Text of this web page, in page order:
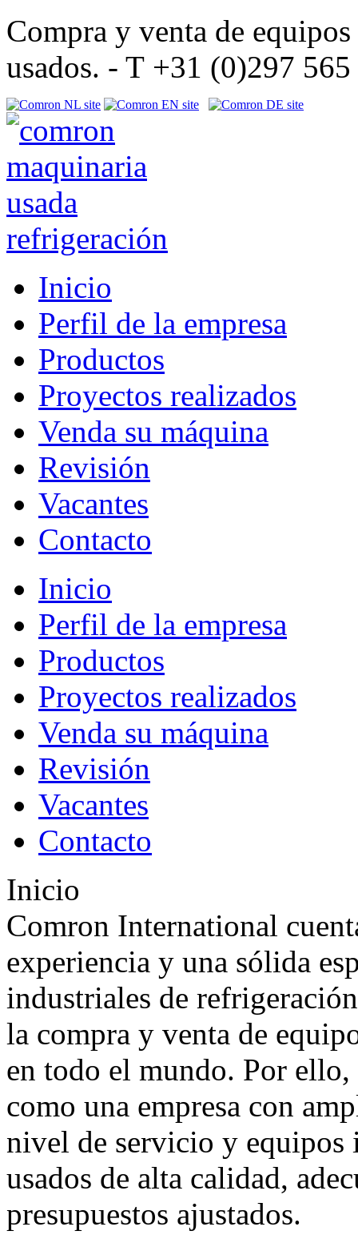
Compra y venta de
usados. - T +31 (0)297
Inicio
Perfil de la empresa
Productos
Proyectos realizados
Venda su máquina
Revisión
Vacantes
Contacto
Inicio
Perfil de la empresa
Productos
Proyectos realizados
Venda su máquina
Revisión
Vacantes
Contacto
Inicio
Comron International
experiencia y una sólida
industriales de
la compra y venta de
en todo el mundo. Por
como una empresa con
nivel de servicio y equipos
usados de alta calidad,
presupuestos ajustados.